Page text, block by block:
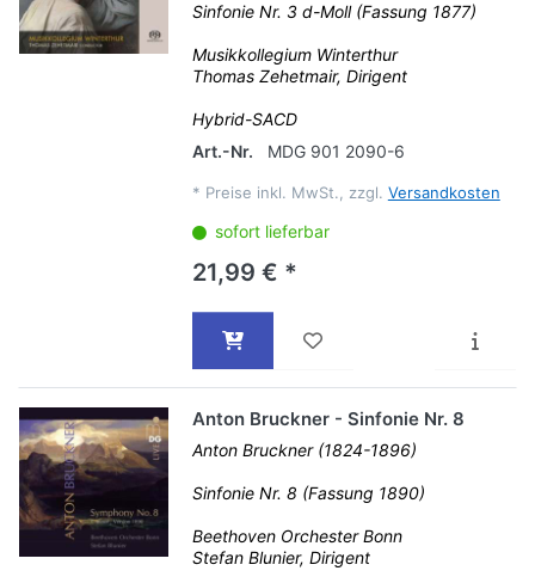
Sinfonie Nr. 3 d-Moll (Fassung 1877)
Musikkollegium Winterthur
Thomas Zehetmair, Dirigent
Hybrid-SACD
Art.-Nr.
MDG 901 2090-6
* Preise inkl. MwSt., zzgl. Versandkosten
sofort lieferbar
21,99 € *
Anton Bruckner - Sinfonie Nr. 8
Anton Bruckner (1824-1896)
Sinfonie Nr. 8 (Fassung 1890)
Beethoven Orchester Bonn
Stefan Blunier, Dirigent